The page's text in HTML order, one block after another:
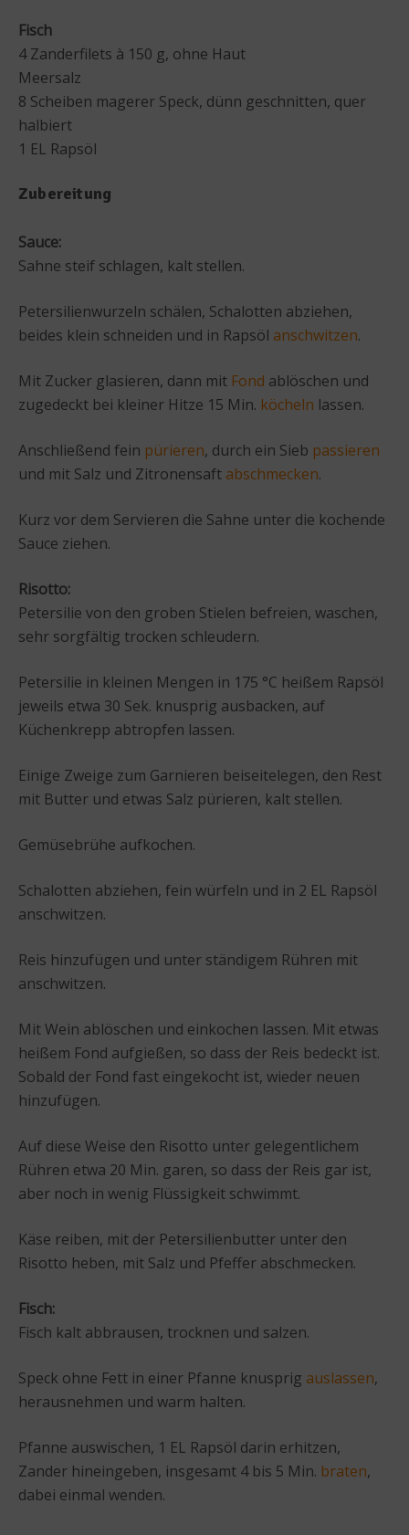
Fisch
4 Zanderfilets à 150 g, ohne Haut
Meersalz
8 Scheiben magerer Speck, dünn geschnitten, quer
halbiert
1 EL Rapsöl
Zubereitung
Sauce:
Sahne steif schlagen, kalt stellen.
Petersilienwurzeln schälen, Schalotten abziehen,
beides klein schneiden und in Rapsöl anschwitzen.
Mit Zucker glasieren, dann mit Fond ablöschen und
zugedeckt bei kleiner Hitze 15 Min. köcheln lassen.
Anschließend fein pürieren, durch ein Sieb passieren
und mit Salz und Zitronensaft abschmecken.
Kurz vor dem Servieren die Sahne unter die kochende
Sauce ziehen.
Risotto:
Petersilie von den groben Stielen befreien, waschen,
sehr sorgfältig trocken schleudern.
Petersilie in kleinen Mengen in 175 °C heißem Rapsöl
jeweils etwa 30 Sek. knusprig ausbacken, auf
Küchenkrepp abtropfen lassen.
Einige Zweige zum Garnieren beiseitelegen, den Rest
mit Butter und etwas Salz pürieren, kalt stellen.
Gemüsebrühe aufkochen.
Schalotten abziehen, fein würfeln und in 2 EL Rapsöl
anschwitzen.
Reis hinzufügen und unter ständigem Rühren mit
anschwitzen.
Mit Wein ablöschen und einkochen lassen. Mit etwas
heißem Fond aufgießen, so dass der Reis bedeckt ist.
Sobald der Fond fast eingekocht ist, wieder neuen
hinzufügen.
Auf diese Weise den Risotto unter gelegentlichem
Rühren etwa 20 Min. garen, so dass der Reis gar ist,
aber noch in wenig Flüssigkeit schwimmt.
Käse reiben, mit der Petersilienbutter unter den
Risotto heben, mit Salz und Pfeffer abschmecken.
Fisch:
Fisch kalt abbrausen, trocknen und salzen.
Speck ohne Fett in einer Pfanne knusprig auslassen,
herausnehmen und warm halten.
Pfanne auswischen, 1 EL Rapsöl darin erhitzen,
Zander hineingeben, insgesamt 4 bis 5 Min. braten,
dabei einmal wenden.